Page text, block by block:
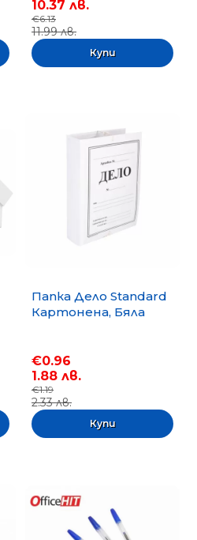
10.37 лв.
€6.13
11.99 лв.
Папка Дело Standard
Картонена, Бяла
€0.96
1.88 лв.
€1.19
2.33 лв.